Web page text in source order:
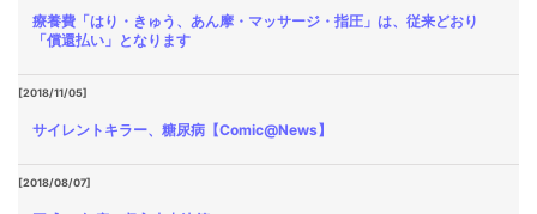
療養費「はり・きゅう、あん摩・マッサージ・指圧」は、従来どおり
「償還払い」となります
[2018/11/05]
サイレントキラー、糖尿病【Comic@News】
[2018/08/07]